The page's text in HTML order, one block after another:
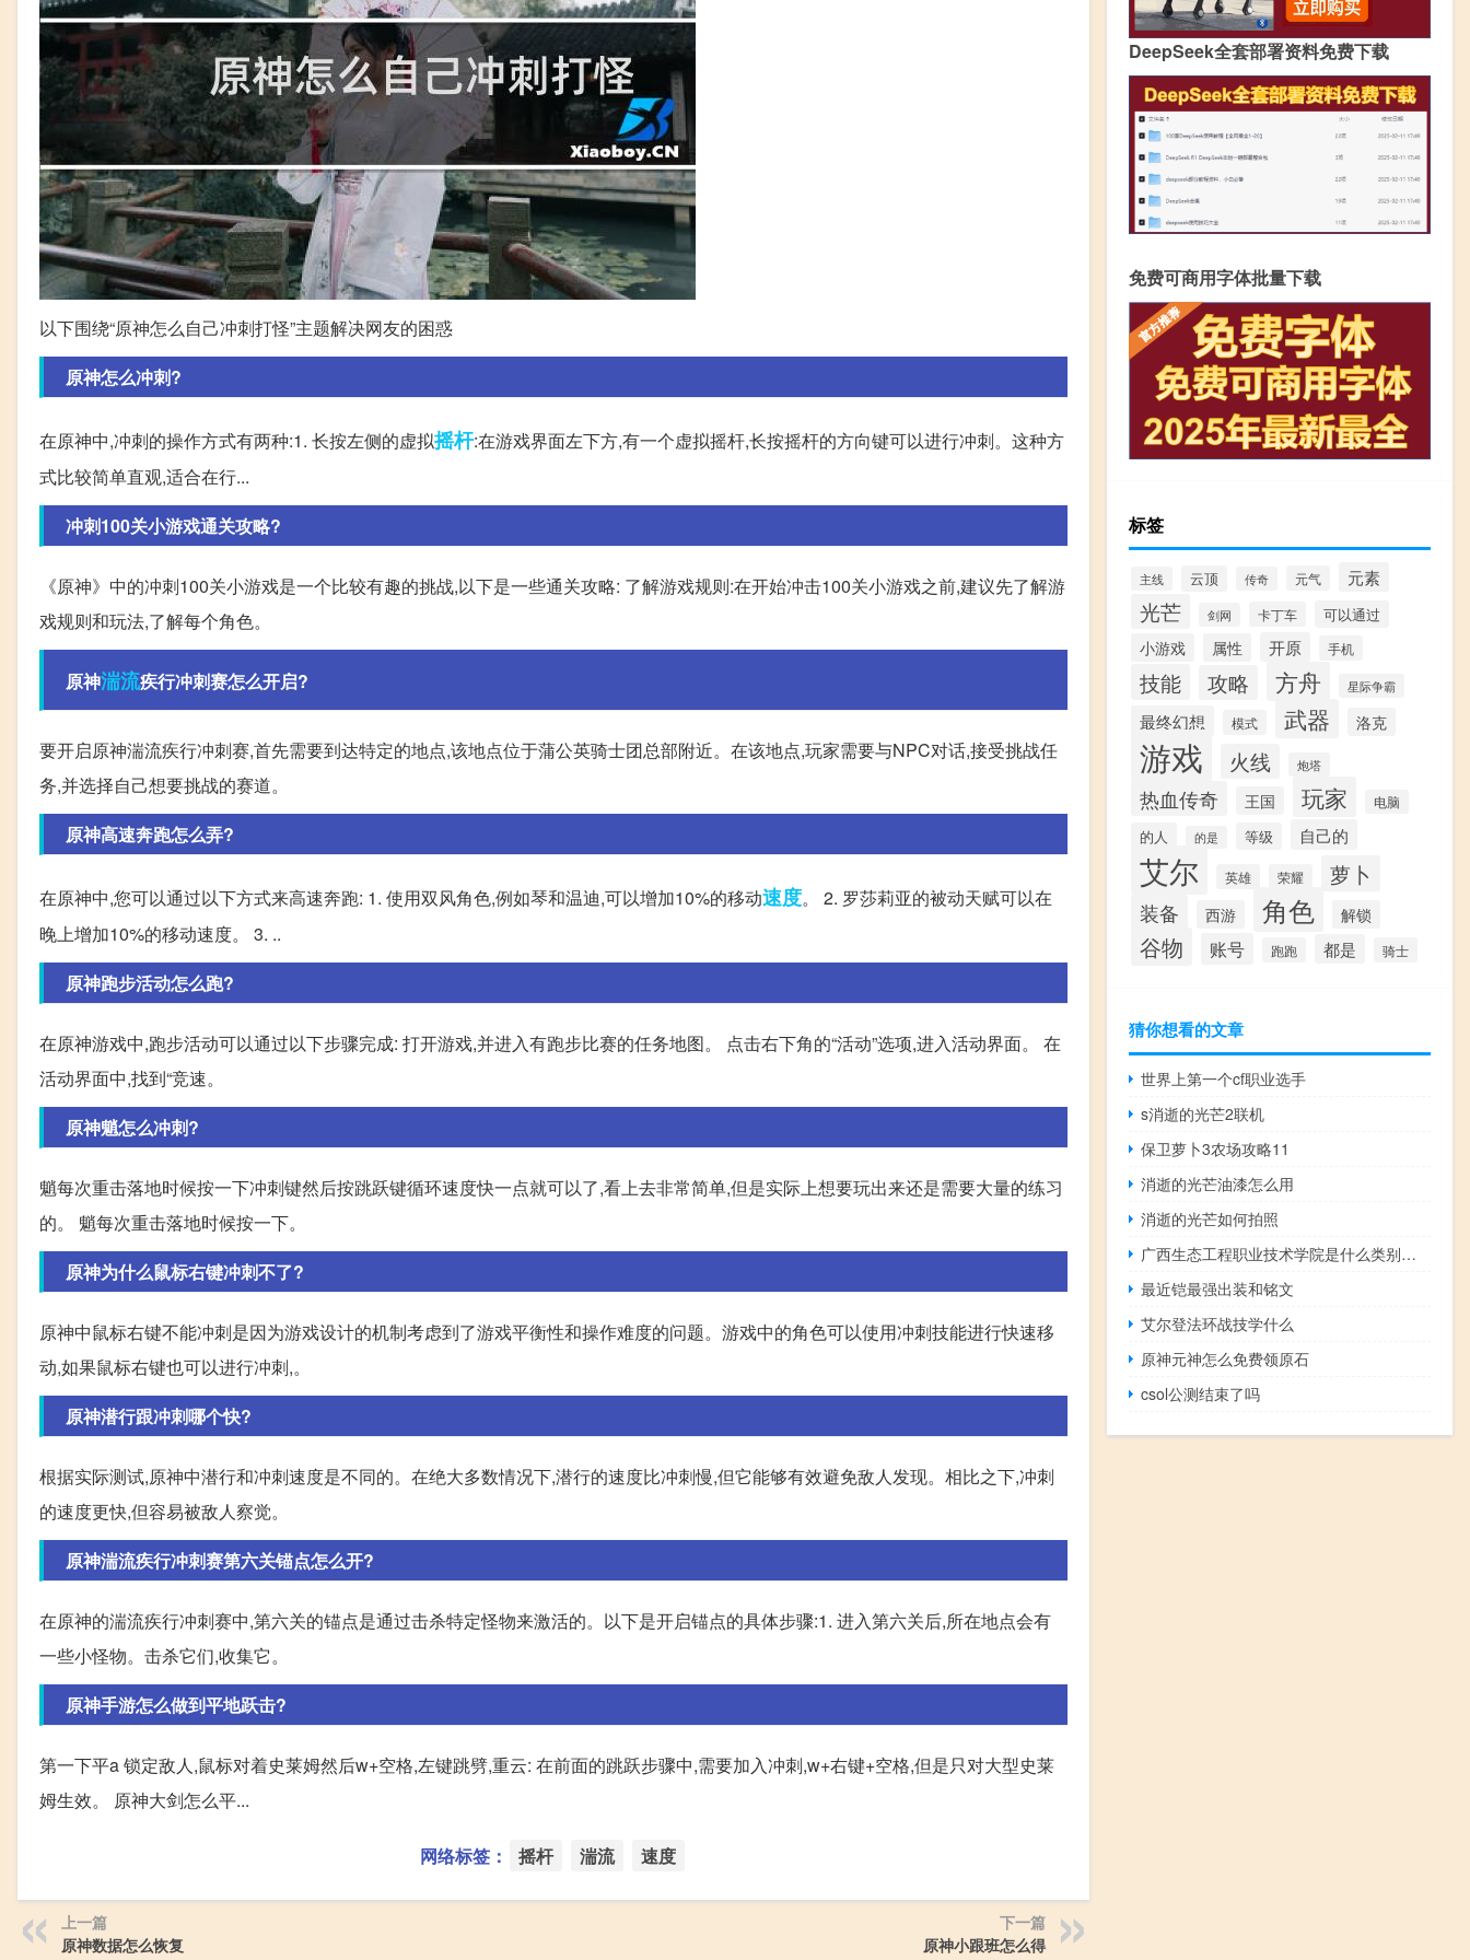
以下围绕“原神怎么自己冲刺打怪”主题解决网友的困惑
原神怎么冲刺?
在原神中,冲刺的操作方式有两种:1. 长按左侧的虚拟摇杆:在游戏界面左下方,有一个虚拟摇杆,长按摇杆的方向键可以进行冲刺。这种方
式比较简单直观,适合在行...
冲刺100关小游戏通关攻略?
《原神》中的冲刺100关小游戏是一个比较有趣的挑战,以下是一些通关攻略: 了解游戏规则:在开始冲击100关小游戏之前,建议先了解游
戏规则和玩法,了解每个角色。
原神湍流疾行冲刺赛怎么开启?
要开启原神湍流疾行冲刺赛,首先需要到达特定的地点,该地点位于蒲公英骑士团总部附近。在该地点,玩家需要与NPC对话,接受挑战任
务,并选择自己想要挑战的赛道。
原神高速奔跑怎么弄?
在原神中,您可以通过以下方式来高速奔跑: 1. 使用双风角色,例如琴和温迪,可以增加10%的移动速度。 2. 罗莎莉亚的被动天赋可以在
晚上增加10%的移动速度。 3. ..
原神跑步活动怎么跑?
在原神游戏中,跑步活动可以通过以下步骤完成: 打开游戏,并进入有跑步比赛的任务地图。 点击右下角的“活动”选项,进入活动界面。 在
活动界面中,找到“竞速。
原神魈怎么冲刺?
魈每次重击落地时候按一下冲刺键然后按跳跃键循环速度快一点就可以了,看上去非常简单,但是实际上想要玩出来还是需要大量的练习
的。 魈每次重击落地时候按一下。
原神为什么鼠标右键冲刺不了?
原神中鼠标右键不能冲刺是因为游戏设计的机制考虑到了游戏平衡性和操作难度的问题。游戏中的角色可以使用冲刺技能进行快速移
动,如果鼠标右键也可以进行冲刺,。
原神潜行跟冲刺哪个快?
根据实际测试,原神中潜行和冲刺速度是不同的。在绝大多数情况下,潜行的速度比冲刺慢,但它能够有效避免敌人发现。相比之下,冲刺
的速度更快,但容易被敌人察觉。
原神湍流疾行冲刺赛第六关锚点怎么开?
在原神的湍流疾行冲刺赛中,第六关的锚点是通过击杀特定怪物来激活的。以下是开启锚点的具体步骤:1. 进入第六关后,所在地点会有
一些小怪物。击杀它们,收集它。
原神手游怎么做到平地跃击?
第一下平a 锁定敌人,鼠标对着史莱姆然后w+空格,左键跳劈,重云: 在前面的跳跃步骤中,需要加入冲刺,w+右键+空格,但是只对大型史莱
姆生效。 原神大剑怎么平...
网络标签： 摇杆 湍流 速度
上一篇
原神数据怎么恢复
下一篇
原神小跟班怎么得
DeepSeek全套部署资料免费下载
免费可商用字体批量下载
标签
主线 云顶 传奇 元气 元素
光芒 剑网 卡丁车 可以通过
小游戏 属性 开原 手机
技能 攻略 方舟 星际争霸
最终幻想 模式 武器 洛克
游戏 火线 炮塔
热血传奇 王国 玩家 电脑
的人 的是 等级 自己的
艾尔 英雄 荣耀 萝卜
装备 西游 角色 解锁
谷物 账号 跑跑 都是 骑士
猜你想看的文章
世界上第一个cf职业选手
s消逝的光芒2联机
保卫萝卜3农场攻略11
消逝的光芒油漆怎么用
消逝的光芒如何拍照
广西生态工程职业技术学院是什么类别的学校
最近铠最强出装和铭文
艾尔登法环战技学什么
原神元神怎么免费领原石
csol公测结束了吗